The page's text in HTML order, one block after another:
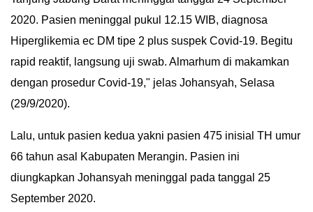
OPINI
INFOGRAFIS
ADVERTORIAL
BERITA
2020. Pasien meninggal pukul 12.15 WIB, diagnosa
Hiperglikemia ec DM tipe 2 plus suspek Covid-19. Begitu
rapid reaktif, langsung uji swab. Almarhum di makamkan
dengan prosedur Covid-19," jelas Johansyah, Selasa
(29/9/2020).
Lalu, untuk pasien kedua yakni pasien 475 inisial TH umur
66 tahun asal Kabupaten Merangin. Pasien ini
diungkapkan Johansyah meninggal pada tanggal 25
September 2020.